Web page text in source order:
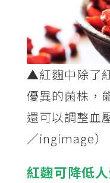
▲紅麴中除了
優異的菌株，
還可以調整血
／ingimage）
紅麴可降低